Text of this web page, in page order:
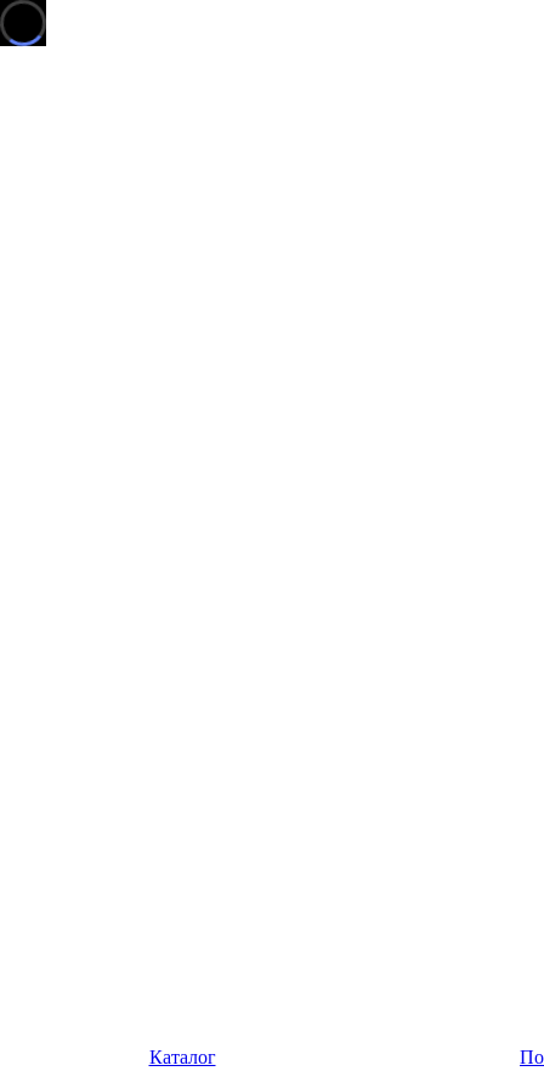
Каталог